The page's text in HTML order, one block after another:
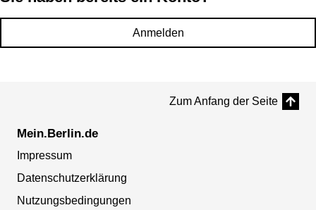
Anmelden
Zum Anfang der Seite
Mein.Berlin.de
Impressum
Datenschutzerklärung
Nutzungsbedingungen